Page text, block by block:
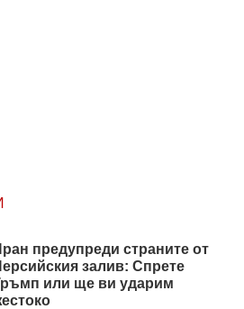
предупреди страните от
залив: Спрете
или ще ви ударим